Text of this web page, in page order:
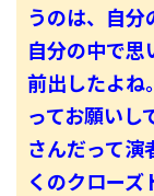
うのは、自分
自分の中で思
前出したよね
ってお願いし
さんだって演
くのクローズ